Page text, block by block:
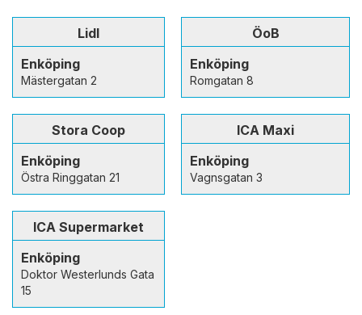
Lidl
Enköping
Mästergatan 2
ÖoB
Enköping
Romgatan 8
Stora Coop
Enköping
Östra Ringgatan 21
ICA Maxi
Enköping
Vagnsgatan 3
ICA Supermarket
Enköping
Doktor Westerlunds Gata
15